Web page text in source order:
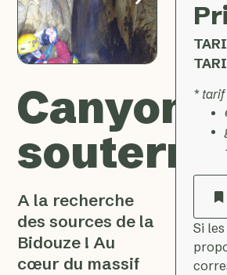
Canyon
A la recherche
des sources de la
Bidouze ! Au
cœur du massif
*
Si